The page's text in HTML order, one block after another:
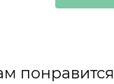
понравится